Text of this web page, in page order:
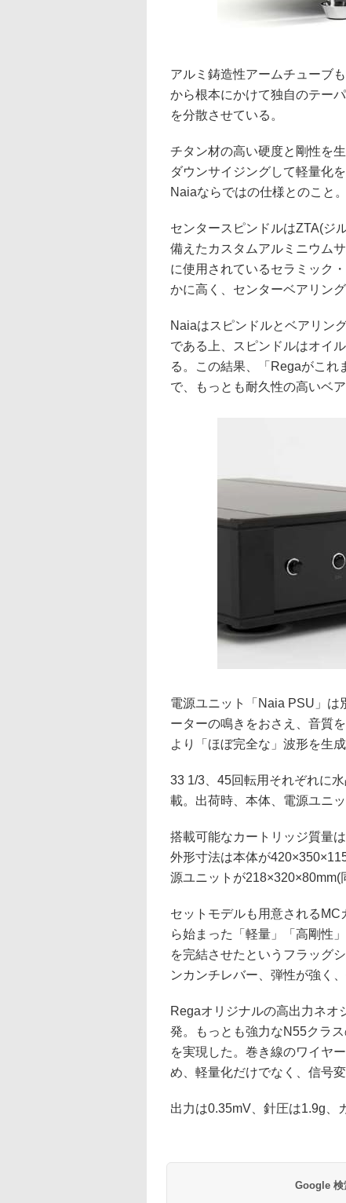
アルミ鋳造性アームチューブ
から根本にかけて独自のテー
を分散させている。
チタン材の高い硬度と剛性を
ダウンサイジングして軽量化
Naiaならではの仕様とのこと。
センタースピンドルはZTA(ジ
備えたカスタムアルミニウム
に使用されているセラミック
かに高く、センターベアリン
Naiaはスピンドルとベアリン
である上、スピンドルはオイ
る。この結果、「Regaがこれ
で、もっとも耐久性の高いベ
電源ユニット「Naia PSU」は
ーターの鳴きをおさえ、音質
より「ほぼ完全な」波形を生
33 1/3、45回転用それぞれに
載。出荷時、本体、電源ユニ
搭載可能なカートリッジ質量
外形寸法は本体が
源ユニットが218×320×80mm(
セットモデルも用意される
ら始まった「軽量」「高剛性
を完結させたというフラッグ
ンカンチレバー、弾性が強く
Regaオリジナルの高出力ネオ
発。もっとも強力なN55クラ
を実現した。巻き線のワイヤ
め、軽量化だけでなく、信号
出力は0.35mV、針圧は1.9g、
Google 検